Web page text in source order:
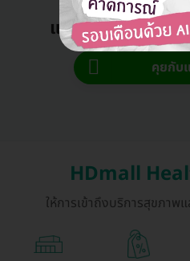
แอดมินพร้อมดูแล
คุยกับ
HDmall
ให้การเข้าถึงบริการสุขภาพ